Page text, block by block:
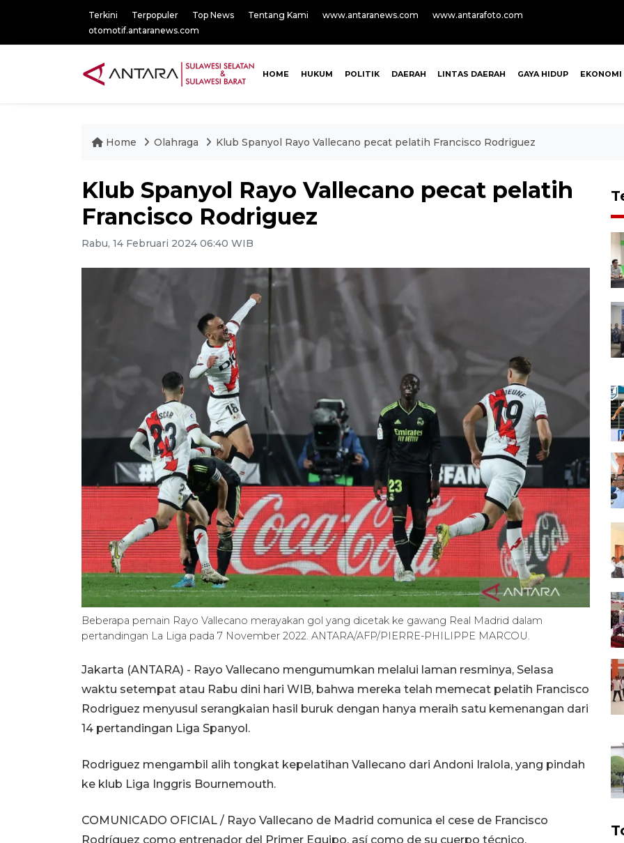
Terkini Terpopuler Top News Tentang Kami www.antaranews.com
www.antarafoto.com
otomotif.antaranews.com
HOME HUKUM POLITIK DAERAH LINTAS DAERAH GAYA HIDUP EKONOMI
Home Olahraga Klub Spanyol Rayo Vallecano pecat pelatih Francisco Rodriguez
Klub Spanyol Rayo Vallecano pecat pelatih
Francisco Rodriguez
Rabu, 14 Februari 2024 06:40 WIB
Beberapa pemain Rayo Vallecano merayakan gol yang dicetak ke gawang Real Madrid dalam
pertandingan La Liga pada 7 November 2022. ANTARA/AFP/PIERRE-PHILIPPE MARCOU.
Jakarta (ANTARA) - Rayo Vallecano mengumumkan melalui laman resminya, Selasa
waktu setempat atau Rabu dini hari WIB, bahwa mereka telah memecat pelatih Francisco
Rodriguez menyusul serangkaian hasil buruk dengan hanya meraih satu kemenangan dari
14 pertandingan Liga Spanyol.
Rodriguez mengambil alih tongkat kepelatihan Vallecano dari Andoni Iralola, yang pindah
ke klub Liga Inggris Bournemouth.
COMUNICADO OFICIAL / Rayo Vallecano de Madrid comunica el cese de Francisco
Rodríguez como entrenador del Primer Equipo, así como de su cuerpo técnico.